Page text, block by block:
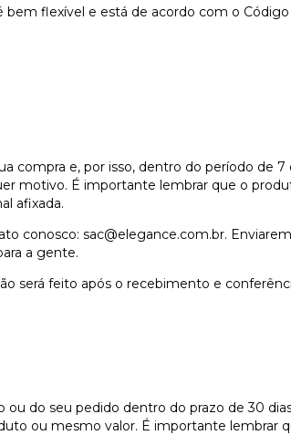
bem flexível e está de acordo com o
compra e, por isso, dentro do período de
motivo. É importante lembrar que o
afixada.
conosco: sac@elegance.com.br.
a gente.
será feito após o recebimento e
do seu pedido dentro do prazo de 30
ou mesmo valor. É importante lembrar